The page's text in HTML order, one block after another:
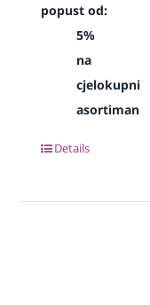
popust od:
5%
na
cjelokupni
asortiman
Details